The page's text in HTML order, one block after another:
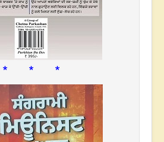
* * *